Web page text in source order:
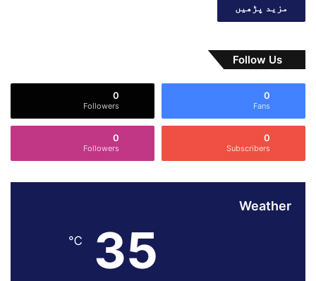
مزید پڑھیں
Follow Us
0
Fans
0
Followers
0
Subscribers
0
Followers
Weather
35
℃